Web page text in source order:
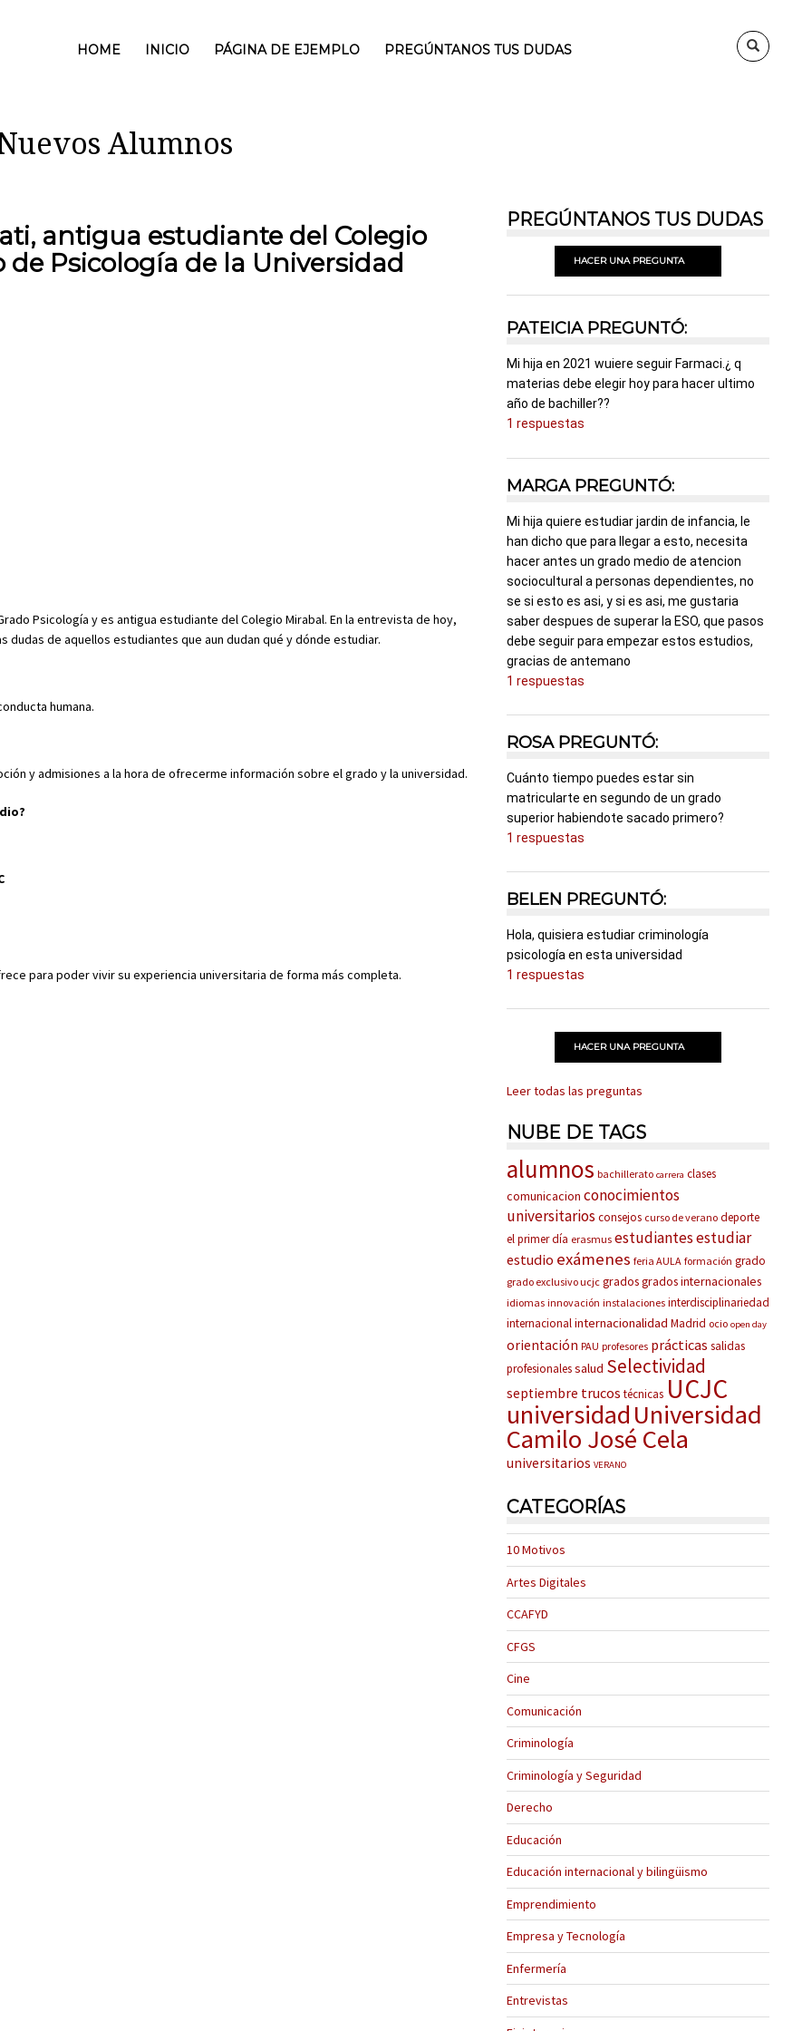
HOME INICIO PÁGINA DE EJEMPLO PREGÚNTANOS TUS DUDAS
Alumnos
antigua estudiante del Colegio
Psicología de la Universidad
Psicología y es antigua estudiante del Colegio Mirabal. En la entrevista de hoy,
de aquellos estudiantes que aun dudan qué y dónde estudiar.
humana.
y admisiones a la hora de ofrecerme información sobre el grado y la universidad.
para poder vivir su experiencia universitaria de forma más completa.
PREGÚNTANOS TUS DUDAS
HACER UNA PREGUNTA
PATEICIA PREGUNTÓ:
Mi hija en 2021 wuiere seguir Farmaci.¿ q
materias debe elegir hoy para hacer ultimo
año de bachiller??
1 respuestas
MARGA PREGUNTÓ:
Mi hija quiere estudiar jardin de infancia, le
han dicho que para llegar a esto, necesita
hacer antes un grado medio de atencion
sociocultural a personas dependientes, no
se si esto es asi, y si es asi, me gustaria
saber despues de superar la ESO, que pasos
debe seguir para empezar estos estudios,
gracias de antemano
1 respuestas
ROSA PREGUNTÓ:
Cuánto tiempo puedes estar sin
matricularte en segundo de un grado
superior habiendote sacado primero?
1 respuestas
BELEN PREGUNTÓ:
Hola, quisiera estudiar criminología
psicología en esta universidad
1 respuestas
HACER UNA PREGUNTA
Leer todas las preguntas
NUBE DE TAGS
alumnos bachillerato carrera clases
comunicacion conocimientos
universitariosconsejos curso de verano deporte
el primer día erasmus estudiantesestudiar
estudio exámenes feria AULA formación grado
grado exclusivo ucjc gradosgrados internacionales
idiomas innovación instalaciones interdisciplinariedad
internacionalinternacionalidad Madrid ocio open day
orientación PAU profesores prácticas salidas
profesionalessalud Selectividad
septiembre trucos técnicas UCJC
universidadUniversidad
Camilo José Cela
universitarios VERANO
CATEGORÍAS
10 Motivos
Artes Digitales
CCAFYD
CFGS
Cine
Comunicación
Criminología
Criminología y Seguridad
Derecho
Educación
Educación internacional y bilingüismo
Emprendimiento
Empresa y Tecnología
Enfermería
Entrevistas